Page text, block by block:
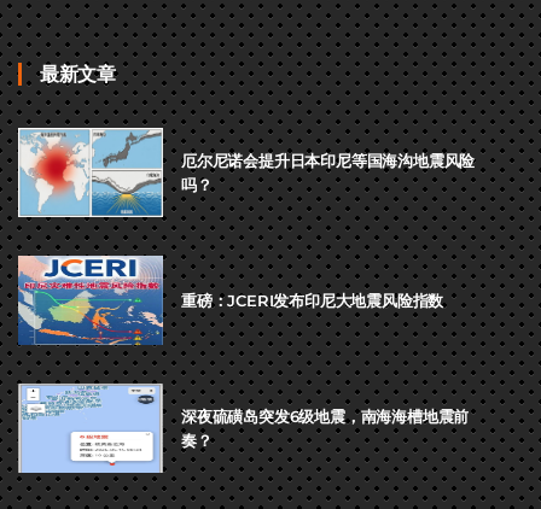
最新文章
厄尔尼诺会提升日本印尼等国海沟地震风险
吗？
重磅：JCERI发布印尼大地震风险指数
深夜硫磺岛突发6级地震，南海海槽地震前
奏？